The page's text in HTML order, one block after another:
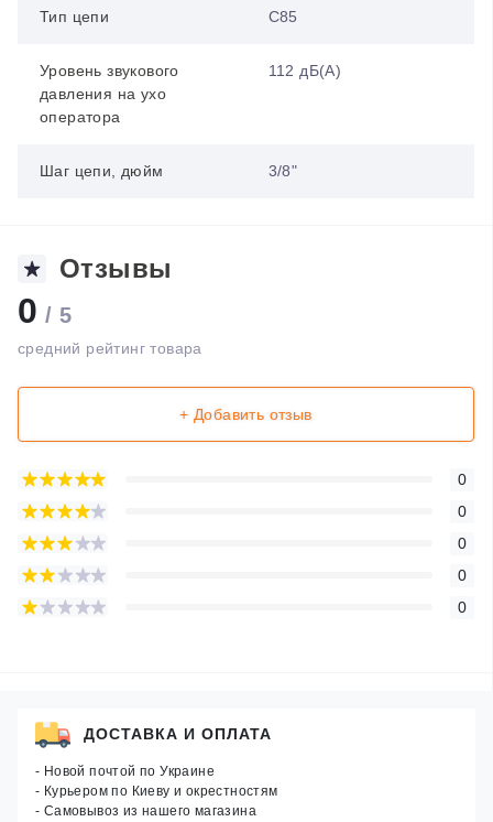
Тип цепи C85
Уровень звукового
давления на ухо
оператора
112 дБ(А)
Шаг цепи, дюйм 3/8"
Отзывы
0 / 5
средний рейтинг товара
+ Добавить отзыв
0
0
0
0
0
ДОСТАВКА И ОПЛАТА
- Новой почтой по Украине
- Курьером по Киеву и окрестностям
- Самовывоз из нашего магазина